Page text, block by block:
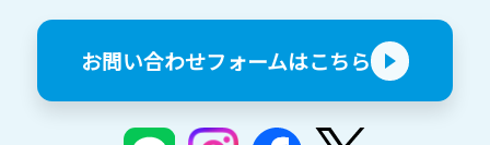
お問い合わせフォームはこちら